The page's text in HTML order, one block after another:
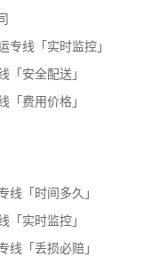
专线「实时监控」
「安全配送」
「费用价格」
线「时间多久」
「实时监控」
线「丢损必赔」